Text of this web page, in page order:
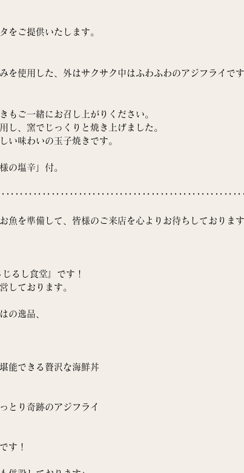
をご提供いたします。
を使用した、外はサクサク中はふわふわのアジフライです
もご一緒にお召し上がりください。
し、窯でじっくりと焼き上げました。
い味わいの玉子焼きです。
の塩辛」付。
魚を準備して、皆様のご来店を心よりお待ちしております
るし食堂』です！
しております。
の逸品、
能できる贅沢な海鮮丼
とり奇跡のアジフライ
す！